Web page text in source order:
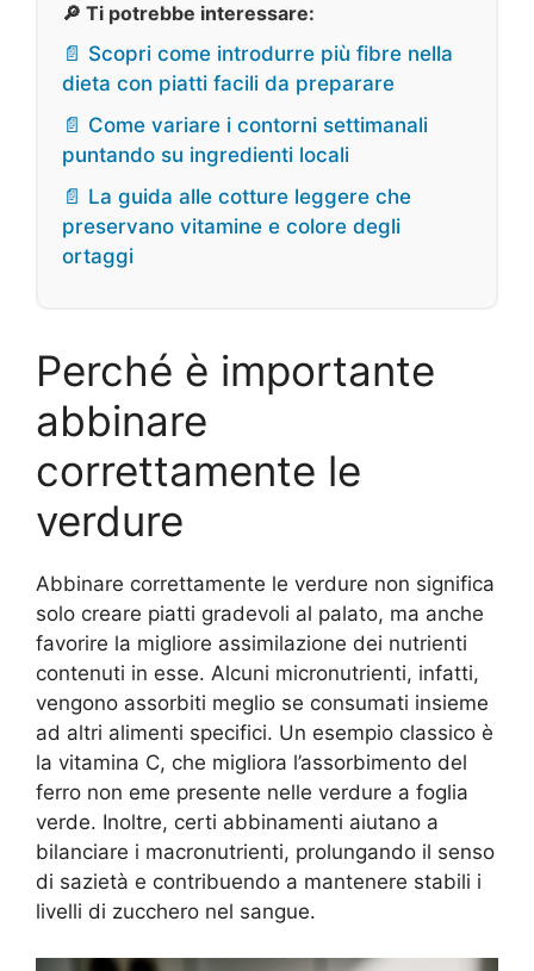
🔎 Ti potrebbe interessare:
📄 Scopri come introdurre più fibre nella
dieta con piatti facili da preparare
📄 Come variare i contorni settimanali
puntando su ingredienti locali
📄 La guida alle cotture leggere che
preservano vitamine e colore degli
ortaggi
Perché è importante
abbinare
correttamente le
verdure
Abbinare correttamente le verdure non significa
solo creare piatti gradevoli al palato, ma anche
favorire la migliore assimilazione dei nutrienti
contenuti in esse. Alcuni micronutrienti, infatti,
vengono assorbiti meglio se consumati insieme
ad altri alimenti specifici. Un esempio classico è
la vitamina C, che migliora l’assorbimento del
ferro non eme presente nelle verdure a foglia
verde. Inoltre, certi abbinamenti aiutano a
bilanciare i macronutrienti, prolungando il senso
di sazietà e contribuendo a mantenere stabili i
livelli di zucchero nel sangue.